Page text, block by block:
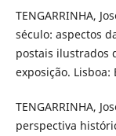
TENGARRINHA,
século: aspectos
postais ilustrados
exposição.
TENGARRINHA,
perspectiva